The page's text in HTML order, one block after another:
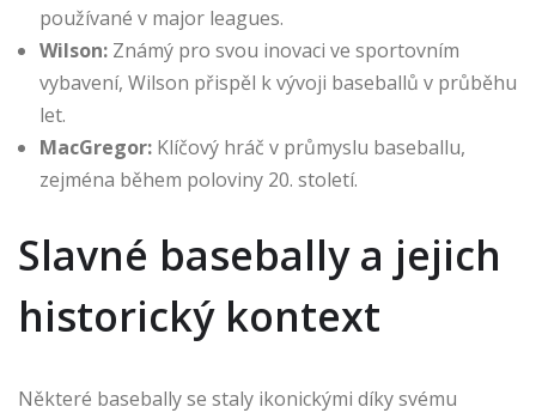
používané v major leagues.
Wilson: Známý pro svou inovaci ve sportovním
vybavení, Wilson přispěl k vývoji baseballů v průběhu
let.
MacGregor: Klíčový hráč v průmyslu baseballu,
zejména během poloviny 20. století.
Slavné basebally a jejich
historický kontext
Některé basebally se staly ikonickými díky svému